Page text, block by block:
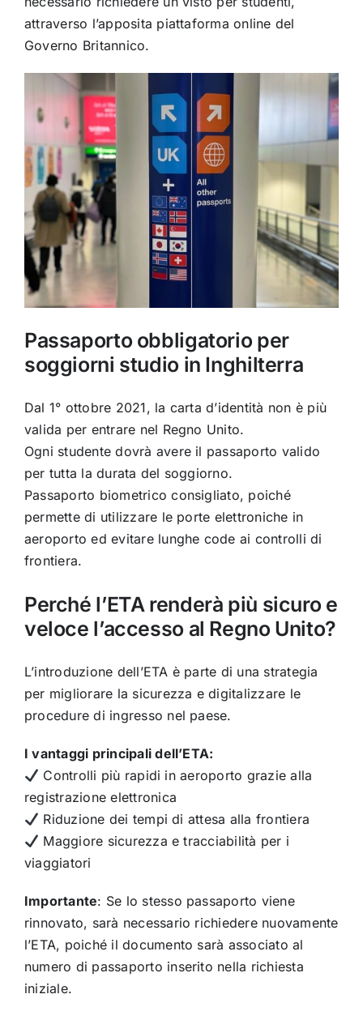
attraverso l’apposita piattaforma online del
Governo Britannico.
Passaporto obbligatorio per
soggiorni studio in Inghilterra
Dal 1° ottobre 2021, la carta d’identità non è più
valida per entrare nel Regno Unito.
Ogni studente dovrà avere il passaporto valido
per tutta la durata del soggiorno.
Passaporto biometrico consigliato, poiché
permette di utilizzare le porte elettroniche in
aeroporto ed evitare lunghe code ai controlli di
frontiera.
Perché l’ETA renderà più sicuro e
veloce l’accesso al Regno Unito?
L’introduzione dell’ETA è parte di una strategia
per migliorare la sicurezza e digitalizzare le
procedure di ingresso nel paese.
I vantaggi principali dell’ETA:
Controlli più rapidi in aeroporto grazie alla
registrazione elettronica
Riduzione dei tempi di attesa alla frontiera
Maggiore sicurezza e tracciabilità per i
viaggiatori
Importante: Se lo stesso passaporto viene
rinnovato, sarà necessario richiedere nuovamente
l’ETA, poiché il documento sarà associato al
numero di passaporto inserito nella richiesta
iniziale.